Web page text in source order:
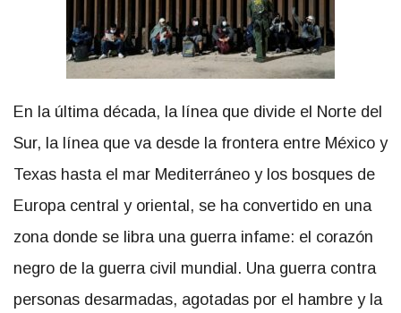
En la última década, la línea que divide el Norte del
Sur, la línea que va desde la frontera entre México y
Texas hasta el mar Mediterráneo y los bosques de
Europa central y oriental, se ha convertido en una
zona donde se libra una guerra infame: el corazón
negro de la guerra civil mundial. Una guerra contra
personas desarmadas, agotadas por el hambre y la